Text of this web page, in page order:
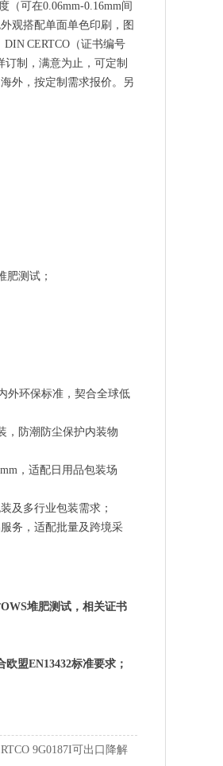
（可在0.06mm-0.16mm间
观搭配单面单色印刷，图
CERTCO（证书编号
订制，满意为止，可定制
外，按定制需求报价。另
肥测试；
外环保标准，契合全球低
，防潮防尘保护内装物
，适配日用品包装场
及多行业包装需求；
务，适配批量及跨境采
堆肥测试，相关证书
盟EN13432标准要求；
9G0187I可出口降解